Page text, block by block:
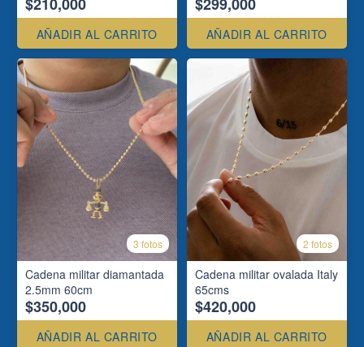
$210,000
AÑADIR AL CARRITO
$299,000
AÑADIR AL CARRITO
3 fotos
Cadena militar diamantada
2.5mm 60cm
$350,000
AÑADIR AL CARRITO
2 fotos
Cadena militar ovalada Italy
65cms
$420,000
AÑADIR AL CARRITO